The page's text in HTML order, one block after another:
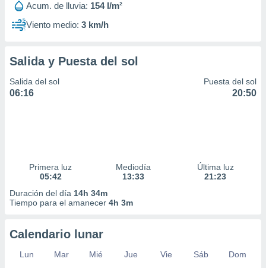
Acum. de lluvia: 154 l/m²
Viento medio: 3 km/h
Salida y Puesta del sol
Salida del sol
06:16
Puesta del sol
20:50
Primera luz
05:42
Mediodía
13:33
Última luz
21:23
Duración del día 14h 34m
Tiempo para el amanecer 4h 3m
Calendario lunar
Lun Mar Mié Jue Vie Sáb
Dom